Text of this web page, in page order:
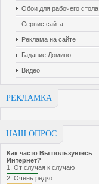
Обои для рабочего стола
Сервис сайта
Реклама на сайте
Гадание Домино
Видео
РЕКЛАМКА
НАШ ОПРОС
Как часто Вы пользуетесь
Интернет?
1. От случая к случаю
2. Очень редко